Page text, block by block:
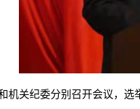
机关纪委分别召开会议，